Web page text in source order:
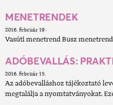
MENETRENDEK
2016. február 19.
Vasúti menetrend Busz
ADÓBEVALLÁS:
2016. február 15.
Az adóbevalláshoz tájékoztató
megtalálja a nyomtatványokat.